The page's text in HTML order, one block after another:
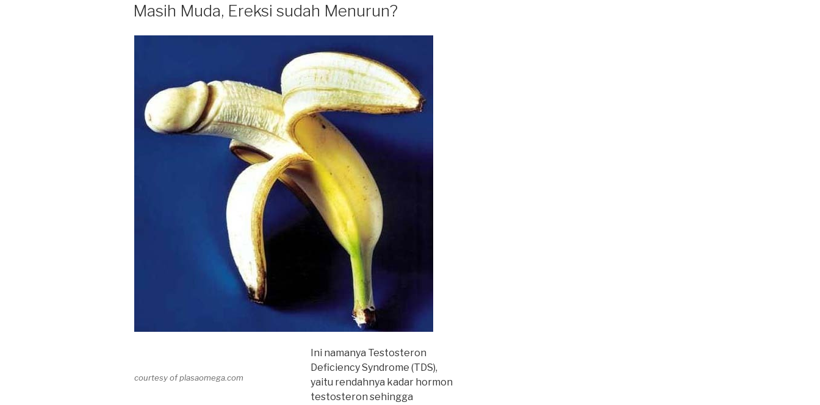
Masih Muda, Ereksi sudah Menurun?
courtesy of plasaomega.com
Ini namanya Testosteron
Deficiency Syndrome (TDS),
yaitu rendahnya kadar hormon
testosteron sehingga